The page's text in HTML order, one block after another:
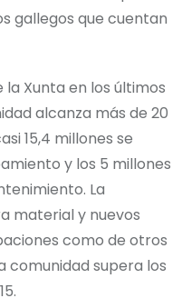
gallegos que cuentan
la Xunta en los últimos
alcanza más de 20
15,4 millones se
y los 5 millones
La
material y nuevos
como de otros
comunidad supera los